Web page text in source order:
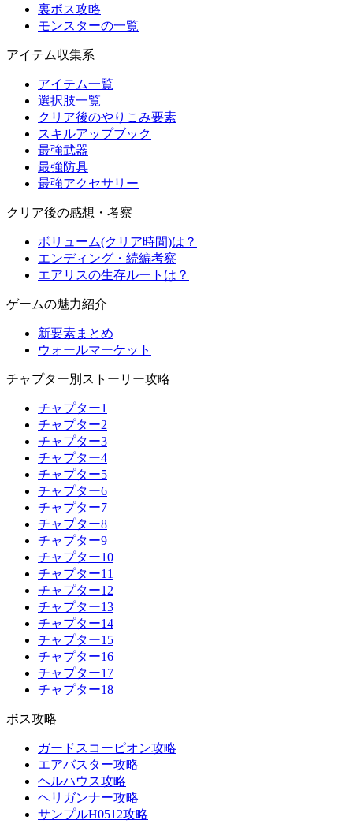
裏ボス攻略
モンスターの一覧
アイテム収集系
アイテム一覧
選択肢一覧
クリア後のやりこみ要素
スキルアップブック
最強武器
最強防具
最強アクセサリー
クリア後の感想・考察
ボリューム(クリア時間)は？
エンディング・続編考察
エアリスの生存ルートは？
ゲームの魅力紹介
新要素まとめ
ウォールマーケット
チャプター別ストーリー攻略
チャプター1
チャプター2
チャプター3
チャプター4
チャプター5
チャプター6
チャプター7
チャプター8
チャプター9
チャプター10
チャプター11
チャプター12
チャプター13
チャプター14
チャプター15
チャプター16
チャプター17
チャプター18
ボス攻略
ガードスコーピオン攻略
エアバスター攻略
ヘルハウス攻略
ヘリガンナー攻略
サンプルH0512攻略